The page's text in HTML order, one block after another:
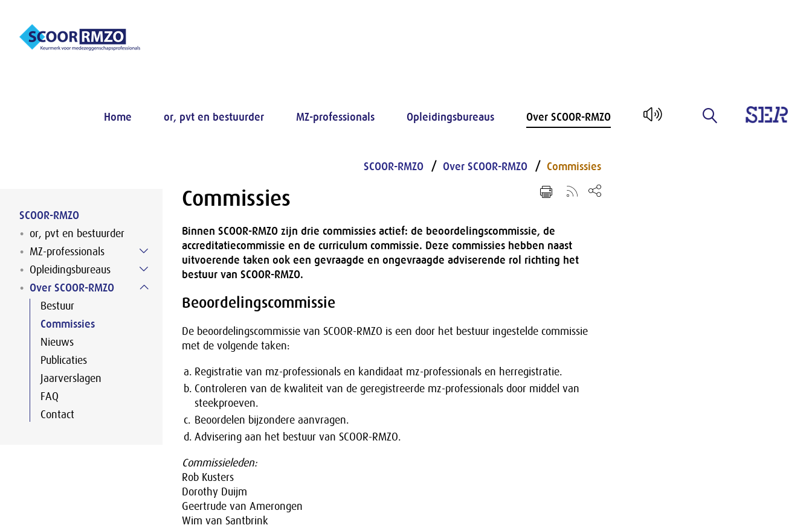
Naar hoofdinhoud
Home or, pvt en bestuurder MZ-professionals Opleidingsbureaus Over SCOOR-RMZO
SCOOR-RMZO
or, pvt en bestuurder
MZ-professionals
Opleidingsbureaus
Over SCOOR-RMZO
Bestuur
Commissies
Nieuws
Publicaties
Jaarverslagen
FAQ
Contact
SCOOR-RMZO Over SCOOR-RMZO Commissies
Commissies
Binnen SCOOR-RMZO zijn drie commissies actief: de beoordelingscommissie, de
accreditatiecommissie en de curriculum commissie. Deze commissies hebben naast
uitvoerende taken ook een gevraagde en ongevraagde adviserende rol richting het
bestuur van SCOOR-RMZO.
Beoordelingscommissie
De beoordelingscommissie van SCOOR-RMZO is een door het bestuur ingestelde commissie
met de volgende taken:
a. Registratie van mz-professionals en kandidaat mz-professionals en herregistratie.
b. Controleren van de kwaliteit van de geregistreerde mz-professionals door middel van
steekproeven.
c. Beoordelen bijzondere aanvragen.
d. Advisering aan het bestuur van SCOOR-RMZO.
Commissieleden:
Rob Kusters
Dorothy Duijm
Geertrude van Amerongen
Wim van Santbrink